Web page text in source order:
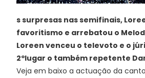
s surpresas nas semifinais,
favoritismo e arrebatou o
Loreen venceu o televoto e o
2ºlugar o também repetente
Veja em baixo a actuação da